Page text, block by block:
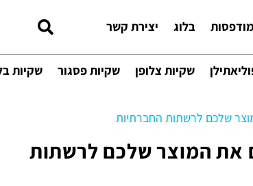
בלוג יצירת קשר
שקיות צלופן שקיות פסגור שקיות
שלכם לרשתות החברתיות
את המוצר שלכם לרשתות